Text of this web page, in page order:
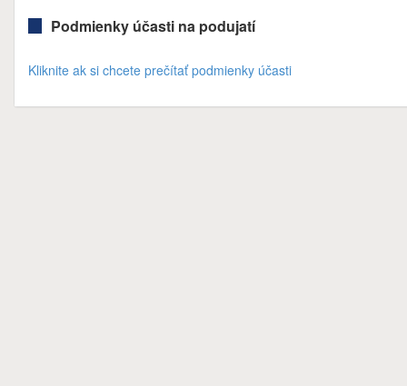
Podmienky účasti na podujatí
Kliknite ak si chcete prečítať podmienky účasti